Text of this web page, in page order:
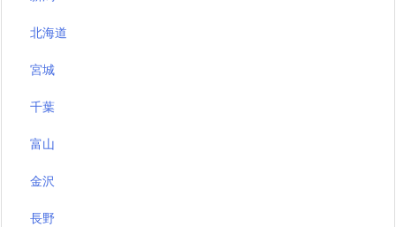
北海道
宮城
千葉
富山
金沢
長野